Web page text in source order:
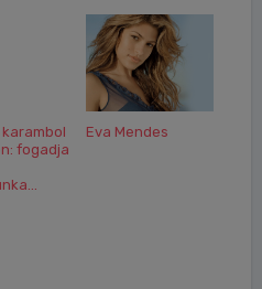
fogadja
Eva Mendes